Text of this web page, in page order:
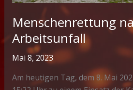
Menschenrettung
Arbeitsunfall
Mai 8, 2023
Am heutigen Tag, dem 8. Mai